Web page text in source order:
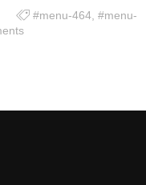
#menu-464, #menu-